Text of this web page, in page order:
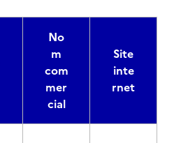
No
m
com
mer
cial
Site
inte
rnet